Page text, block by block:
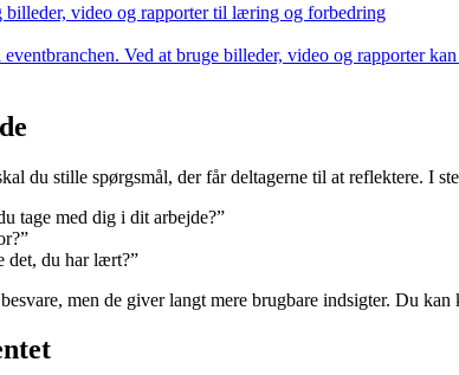
video og rapporter til læring og forbedring
Ved at bruge billeder, video og rapporter
du stille spørgsmål, der får deltagerne til at reflektere. I
tage med dig i dit arbejde?”
det, du har lært?”
men de giver langt mere brugbare indsigter. Du